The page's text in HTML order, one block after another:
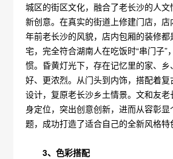
城区的街区文化，融合了老长沙的人
新创意。在真实的街道上修建门店，
年前老长沙的风貌，店内包厢的装修都
宅，完全符合湖南人在吃饭时“串门子”
惯。昏黄灯光下，存在记忆里的家、
好、更浓烈。从门头到内饰，搭配着
设计，复原老长沙乡土情景。文和友老
身定位，突出创意创新，进而从容彰
题，成功打造了适合自己的全新风格特
3、色彩搭配